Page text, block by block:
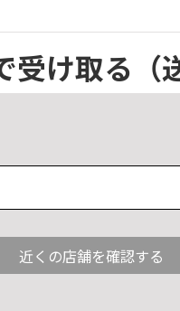
受け取る
近くの店舗を確認する